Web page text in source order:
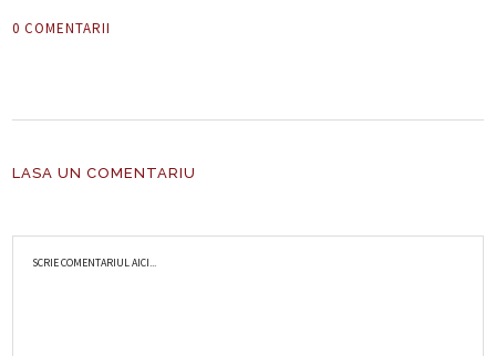
0 COMENTARII
LASA UN COMENTARIU